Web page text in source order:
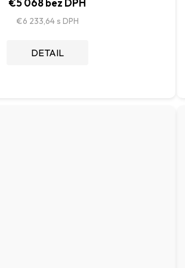
€5 068 bez DPH
€6 233,64
DETAIL